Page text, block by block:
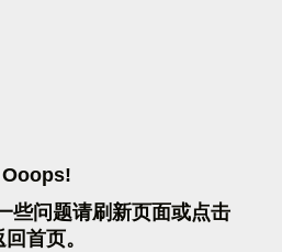
OOOPS!
些问题请刷 新页面或点击
回首页。